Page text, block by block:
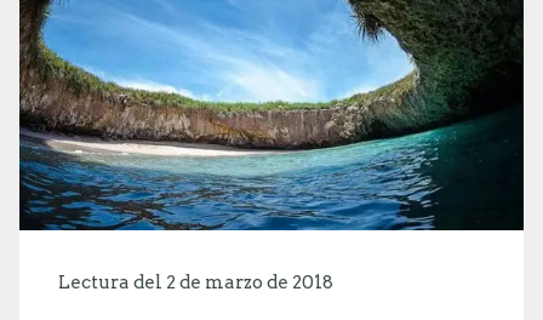
Lectura del 2 de marzo de 2018